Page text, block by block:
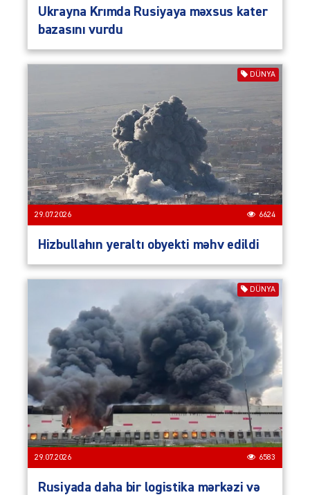
Ukrayna Krımda Rusiyaya məxsus kater
bazasını vurdu
DÜNYA
29.07.2026 6624
Hizbullahın yeraltı obyekti məhv edildi
DÜNYA
29.07.2026 6583
Rusiyada daha bir logistika mərkəzi və